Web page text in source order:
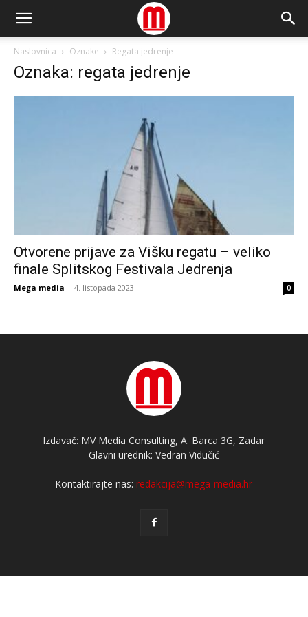
Naslovnica Oznake Regata jedrenje
Oznaka: regata jedrenje
Otvorene prijave za Višku regatu – veliko
finale Splitskog Festivala Jedrenja
Mega media - 4. listopada 2023. 0
Izdavač: MV Media Consulting, A. Barca 3G, Zadar
Glavni urednik: Vedran Vidučić
Kontaktirajte nas:redakcija@mega-media.hr